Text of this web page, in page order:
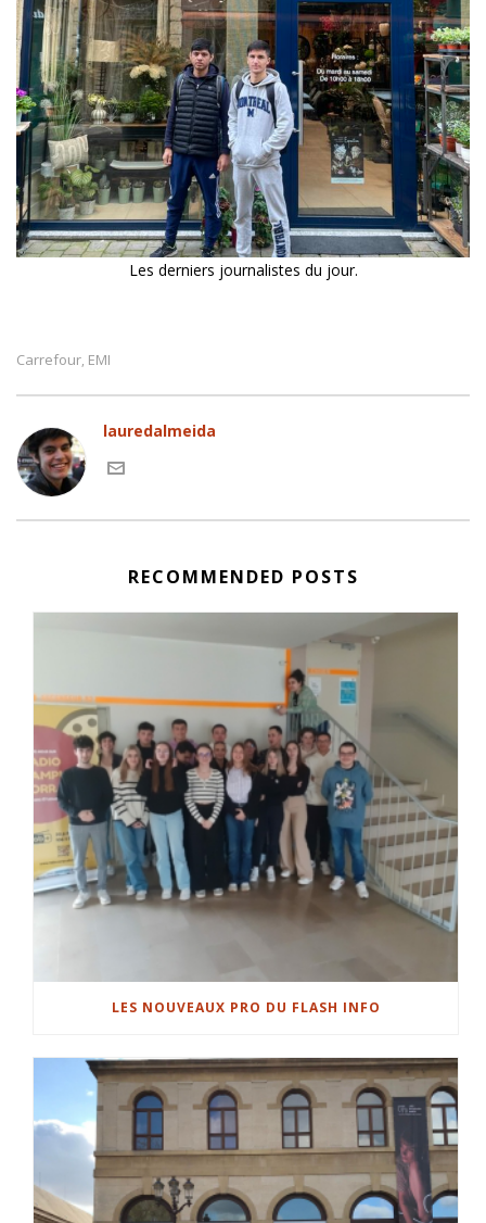
Les derniers journalistes du jour.
Carrefour, EMI
lauredalmeida
RECOMMENDED POSTS
LES NOUVEAUX PRO DU FLASH INFO